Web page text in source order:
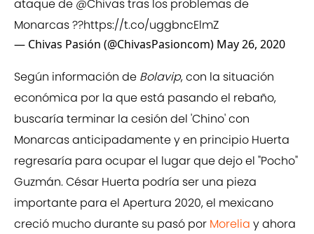
ataque de @Chivastras los problemas de
Monarcas ??https://t.co/uggbncElmZ
— Chivas Pasión (@ChivasPasioncom) May 26, 2020
Según información de Bolavip, con la situación
económica por la que está pasando el rebaño,
buscaría terminar la cesión del 'Chino' con
Monarcas anticipadamente y en principio Huerta
regresaría para ocupar el lugar que dejo el "Pocho"
Guzmán. César Huerta podría ser una pieza
importante para el Apertura 2020, el mexicano
creció mucho durante su pasó por Morelia y ahora